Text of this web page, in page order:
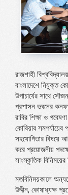
রাজশাহী
বাংলাদেশে নিযুক্ত
উপাচার্যের সাথে
প্রশাসন ভবনের
রাবির শিক্ষা ও
কোরিয়ার সমপর্যায়ের
সহযোগিতার বিষয়ে
করে প্রয়োজনীয়
সাংস্কৃতিক
মতবিনিময়কালে
উদ্দীন, কোষাধ্যক্ষ